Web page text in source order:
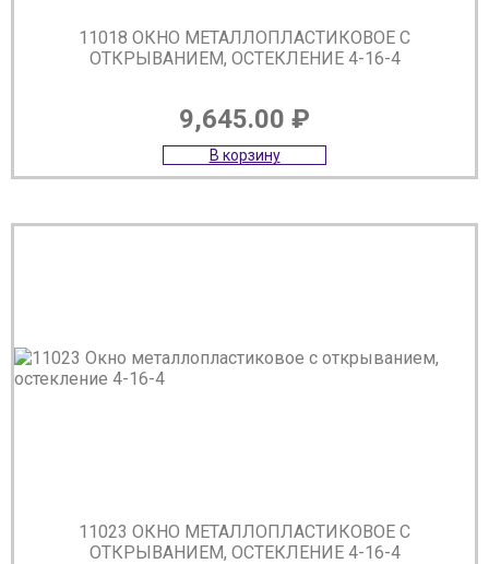
11018 ОКНО МЕТАЛЛОПЛАСТИКОВОЕ С
ОТКРЫВАНИЕМ, ОСТЕКЛЕНИЕ 4-16-4
9,645.00 ₽
В корзину
11023 ОКНО МЕТАЛЛОПЛАСТИКОВОЕ С
ОТКРЫВАНИЕМ, ОСТЕКЛЕНИЕ 4-16-4